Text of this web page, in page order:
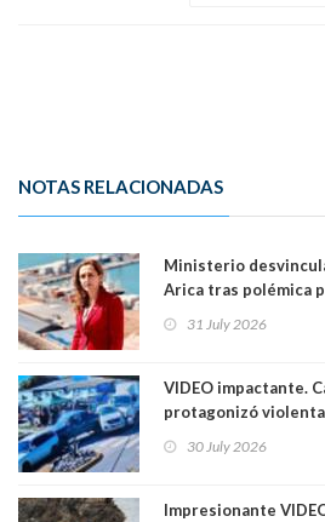
NOTAS RELACIONADAS
Ministerio
Arica tras polémica
Ya son 29 seremis
31 July 2026
VIDEO impactante.
protagonizó
30 July 2026
Impresionante